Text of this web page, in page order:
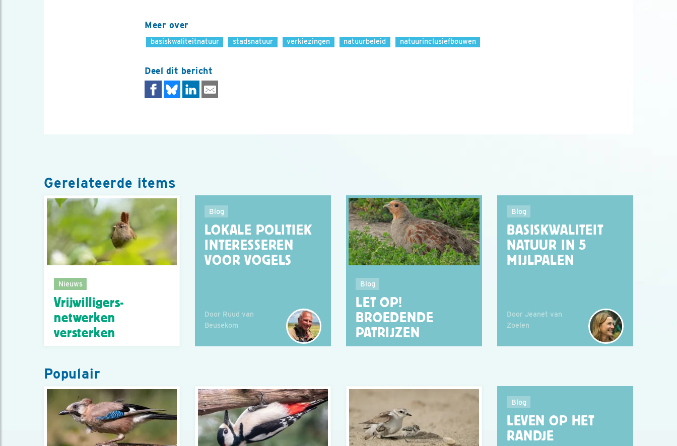
Meer over
basiskwaliteitnatuur stadsnatuur verkiezingen natuurbeleid natuurinclusiefbouwen
Deel dit bericht
Gerelateerde items
Nieuws
Vrijwilligers­
netwerken
versterken
Blog
LOKALE POLITIEK
INTERESSEREN
VOOR VOGELS
Door Ruud van
Beusekom
Blog
LET OP!
BROEDENDE
PATRIJZEN
Blog
BASISKWALITEIT
NATUUR IN 5
MIJLPALEN
Door Jeanet van
Zoelen
Populair
Blog
LEVEN OP HET
RANDJE